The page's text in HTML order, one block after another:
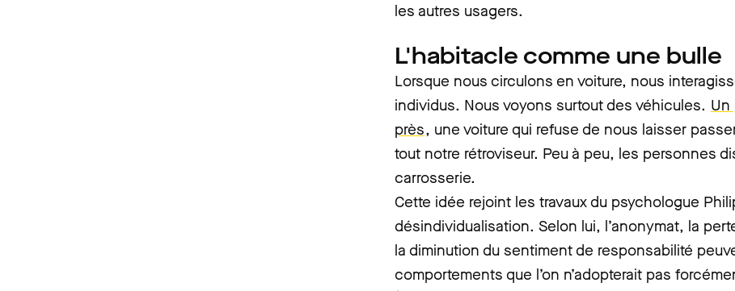
les autres usagers.
L'habitacle comme une bulle
Lorsque nous circulons en voiture, nous
individus. Nous voyons surtout des véhicules.
près, une voiture qui refuse de nous laisser
tout notre rétroviseur. Peu à peu, les personnes
carrosserie.
Cette idée rejoint les travaux du psychologue
désindividualisation. Selon lui, l’anonymat, la
la diminution du sentiment de responsabilité
comportements que l’on n’adopterait pas